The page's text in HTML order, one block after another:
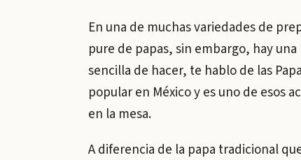
En una de muchas variedades de
pure de papas, sin embargo, hay
sencilla de hacer, te hablo de las
popular en México y es uno de esos
en la mesa.
A diferencia de la papa tradicional